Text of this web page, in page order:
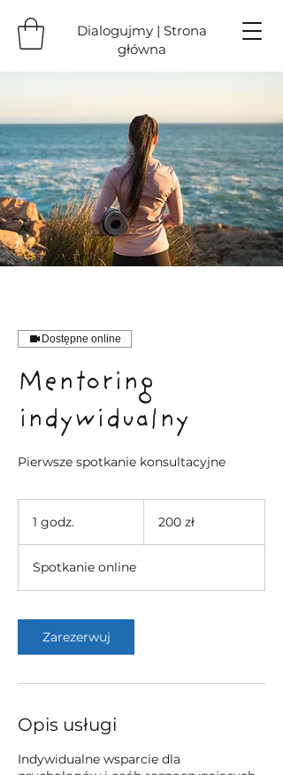
Dialogujmy | Strona
główna
Dostępne online
Mentoring
indywidualny
Pierwsze spotkanie konsultacyjne
1 godz.
d
z
polskich
200 zł
Spotkanie online
Zarezerwuj
Opis usługi
Indywidualne wsparcie dla